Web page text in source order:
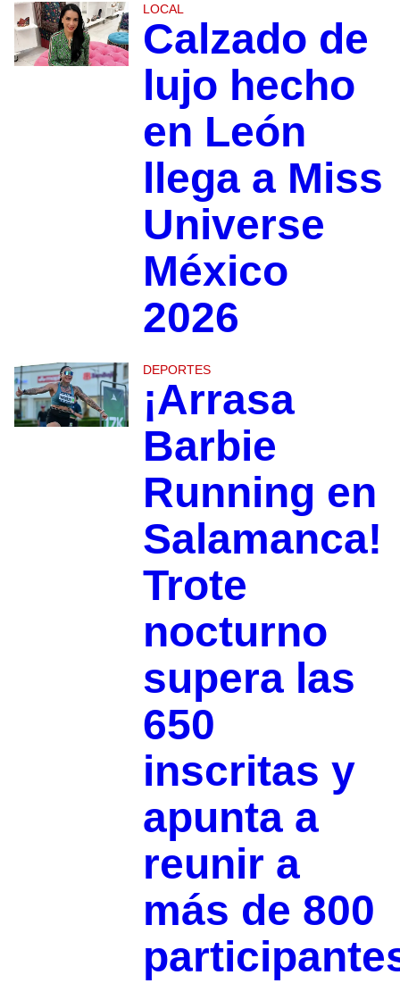
LOCAL
Calzado de
lujo hecho
en León
llega a Miss
Universe
México
2026
DEPORTES
¡Arrasa
Barbie
Running en
Salamanca!
Trote
nocturno
supera las
650
inscritas y
apunta a
reunir a
más de 800